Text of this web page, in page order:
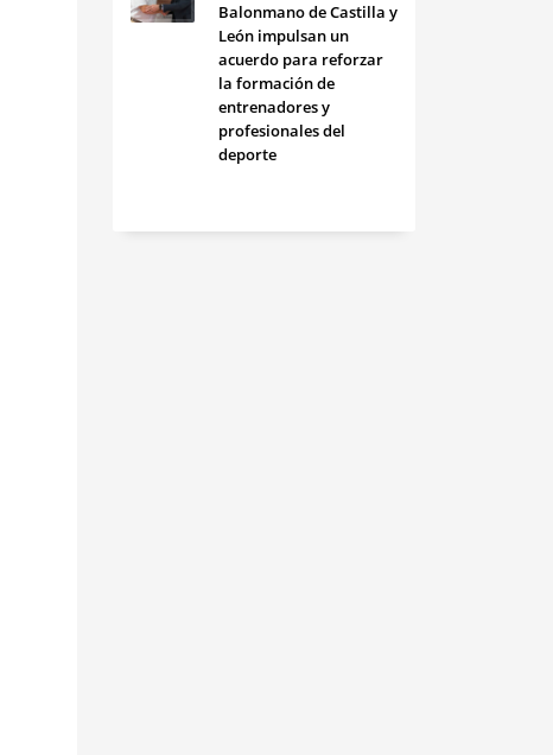
Balonmano de Castilla y
León impulsan un
acuerdo para reforzar
la formación de
entrenadores y
profesionales del
deporte